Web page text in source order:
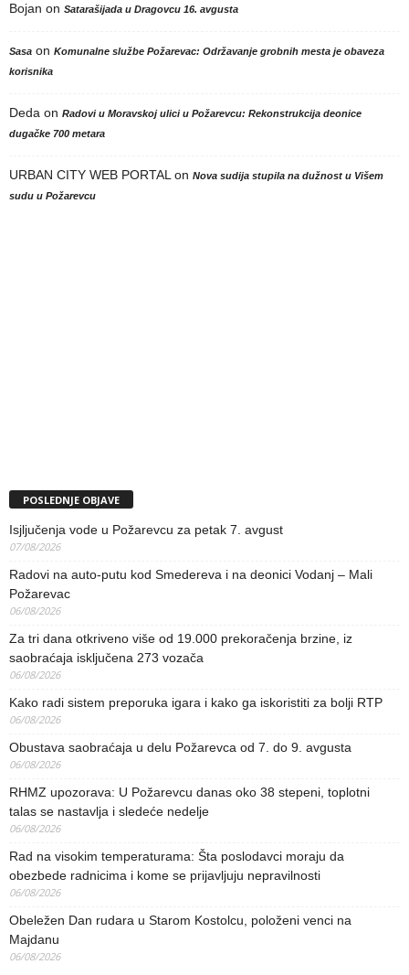
Bojan on Satarašijada u Dragovcu 16. avgusta
Sasa on Komunalne službe Požarevac: Održavanje grobnih mesta je obaveza
korisnika
Deda on Radovi u Moravskoj ulici u Požarevcu: Rekonstrukcija deonice
dugačke 700 metara
URBAN CITY WEB PORTAL on Nova sudija stupila na dužnost u Višem
sudu u Požarevcu
POSLEDNJE OBJAVE
Isjljučenja vode u Požarevcu za petak 7. avgust
07/08/2026
Radovi na auto-putu kod Smedereva i na deonici Vodanj – Mali
Požarevac
06/08/2026
Za tri dana otkriveno više od 19.000 prekoračenja brzine, iz
saobraćaja isključena 273 vozača
06/08/2026
Kako radi sistem preporuka igara i kako ga iskoristiti za bolji RTP
06/08/2026
Obustava saobraćaja u delu Požarevca od 7. do 9. avgusta
06/08/2026
RHMZ upozorava: U Požarevcu danas oko 38 stepeni, toplotni
talas se nastavlja i sledeće nedelje
06/08/2026
Rad na visokim temperaturama: Šta poslodavci moraju da
obezbede radnicima i kome se prijavljuju nepravilnosti
06/08/2026
Obeležen Dan rudara u Starom Kostolcu, položeni venci na
Majdanu
06/08/2026